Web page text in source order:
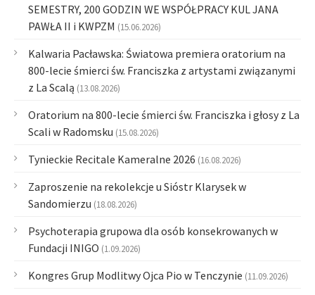
SEMESTRY, 200 GODZIN WE WSPÓŁPRACY KUL JANA
PAWŁA II i KWPZM (15.06.2026)
Kalwaria Pacławska: Światowa premiera oratorium na
800-lecie śmierci św. Franciszka z artystami związanymi
z La Scalą (13.08.2026)
Oratorium na 800-lecie śmierci św. Franciszka i głosy z La
Scali w Radomsku (15.08.2026)
Tynieckie Recitale Kameralne 2026 (16.08.2026)
Zaproszenie na rekolekcje u Sióstr Klarysek w
Sandomierzu (18.08.2026)
Psychoterapia grupowa dla osób konsekrowanych w
Fundacji INIGO (1.09.2026)
Kongres Grup Modlitwy Ojca Pio w Tenczynie (11.09.2026)